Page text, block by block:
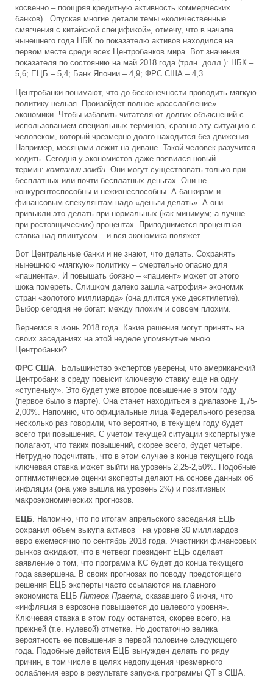
косвенно – поощряя кредитную активность коммерческих
банков). Опуская многие детали темы «количественные
смягчения с китайской спецификой», отмечу, что в начале
нынешнего года НБК по показателю активов находился на
первом месте среди всех Центробанков мира. Вот значения
показателя по состоянию на май 2018 года (трлн. долл.): НБК –
5,6; ЕЦБ – 5,4; Банк Японии – 4,9; ФРС США – 4,3.
Центробанки понимают, что до бесконечности проводить мягкую
политику нельзя. Произойдет полное «расслабление»
экономики. Чтобы избавить читателя от долгих объяснений с
использованием специальных терминов, сравню эту ситуацию с
человеком, который чрезмерно долго находится без движения.
Например, месяцами лежит на диване. Такой человек разучится
ходить. Сегодня у экономистов даже появился новый
термин:компании-зомби . Они могут существовать только при
бесплатных или почти бесплатных деньгах. Они не
конкурентоспособны и нежизнеспособны. А банкирам и
финансовым спекулянтам надо «деньги делать». А они
привыкли это делать при нормальных (как минимум; а лучше –
при ростовщических) процентах. Приподнимется процентная
ставка над плинтусом – и вся экономика поляжет.
Вот Центральные банки и не знают, что делать. Сохранять
нынешнюю «мягкую» политику – смертельно опасно для
«пациента». И повышать боязно – «пациент» может от этого
шока помереть. Слишком далеко зашла «атрофия» экономик
стран «золотого миллиарда» (она длится уже десятилетие).
Выбор сегодня не богат: между плохим и совсем плохим.
Вернемся в июнь 2018 года. Какие решения могут принять на
своих заседаниях на этой неделе упомянутые мною
Центробанки?
ФРС США. Большинство экспертов уверены, что американский
Центробанк в среду повысит ключевую ставку еще на одну
«ступеньку». Это будет уже второе повышение в этом году
(первое было в марте). Она станет находиться в диапазоне 1,75-
2,00%. Напомню, что официальные лица Федерального резерва
несколько раз говорили, что вероятно, в текущем году будет
всего три повышения. С учетом текущей ситуации эксперты уже
полагают, что таких повышений, скорее всего, будет четыре.
Нетрудно подсчитать, что в этом случае в конце текущего года
ключевая ставка может выйти на уровень 2,25-2,50%. Подобные
оптимистические оценки эксперты делают на основе данных об
инфляции (она уже вышла на уровень 2%) и позитивных
макроэкономических прогнозов.
ЕЦБ. Напомню, что по итогам апрельского заседания ЕЦБ
сохранил объем выкупа активов на уровне 30 миллиардов
евро ежемесячно по сентябрь 2018 года. Участники финансовых
рынков ожидают, что в четверг президент ЕЦБ сделает
заявление о том, что программа КС будет до конца текущего
года завершена. В своих прогнозах по поводу предстоящего
решения ЕЦБ эксперты часто ссылаются на главного
экономиста ЕЦБПитера Праета, сказавшего 6 июня, что
«инфляция в еврозоне повышается до целевого уровня».
Ключевая ставка в этом году останется, скорее всего, на
прежней (т.е. нулевой) отметке. Но достаточно велика
вероятность ее повышения в первой половине следующего
года. Подобные действия ЕЦБ вынужден делать по ряду
причин, в том числе в целях недопущения чрезмерного
ослабления евро в результате запуска программы QT в США.